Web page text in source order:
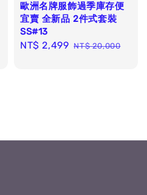
歐洲名牌服飾過季庫存便
宜賣 全新品 2件式套裝
SS#13
Sale
NT$ 2,499 Regular
NT$ 20,000